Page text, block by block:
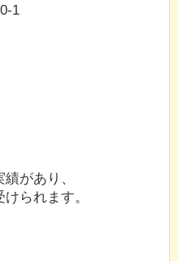
1
があり、
られます。